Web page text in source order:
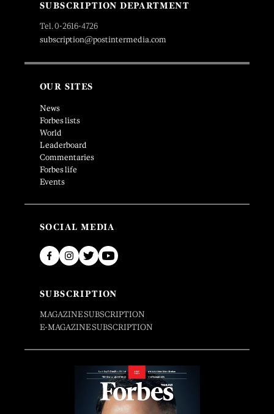
SUBSCRIPTION DEPARTMENT
Tel. 0-2616-4726
subscription@postintermedia.com
OUR SITES
News
Forbes lists
World
Leaderboard
Commentaries
Forbes life
Events
SOCIAL MEDIA
SUBSCRIPTION
MAGAZINE SUBSCRIPTION
E-MAGAZINE SUBSCRIPTION